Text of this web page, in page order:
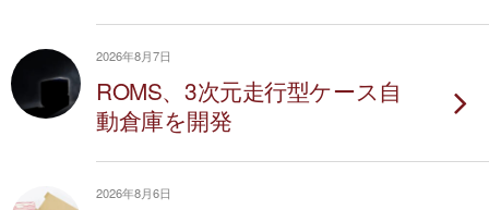
2026年8月7日
ROMS、3次元走行型ケース自
動倉庫を開発
2026年8月6日